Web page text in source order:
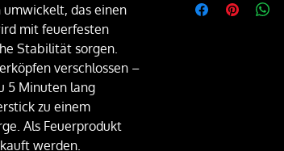
umwickelt, das einen
mit feuerfesten
Stabilität sorgen.
verschlossen –
5 Minuten lang
zu einem
Als Feuerprodukt
werden.
Brooklyn and